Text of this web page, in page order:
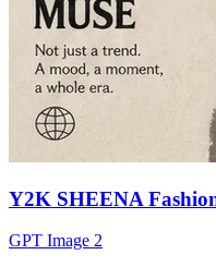
Y2K SHEENA
GPT Image 2